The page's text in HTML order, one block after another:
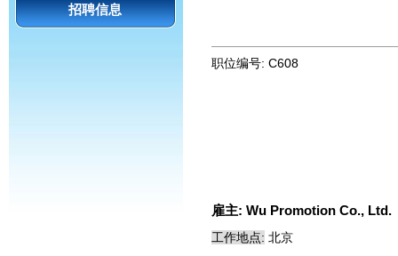
招聘信息
职位编号: C608
雇主: Wu Promotion Co., Ltd.
工作地点: 北京